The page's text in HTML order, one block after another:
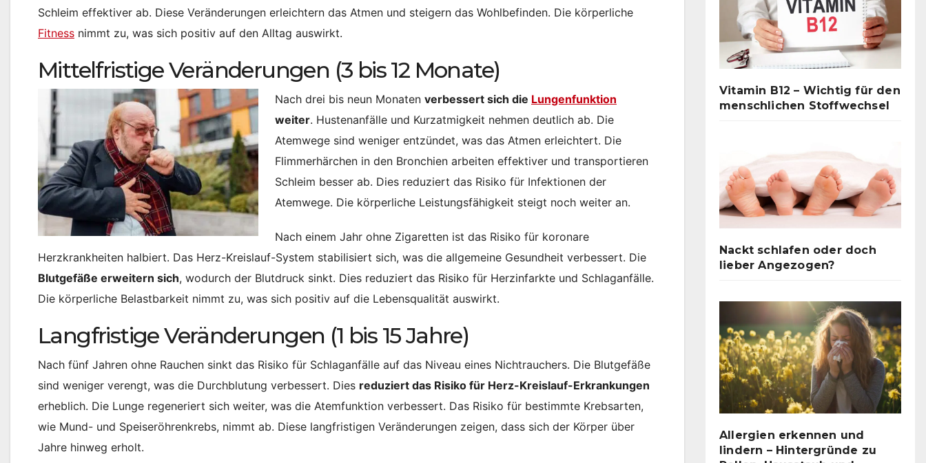
Schleim effektiver ab. Diese Veränderungen erleichtern das Atmen und steigern das Wohlbefinden. Die körperliche
Fitness nimmt zu, was sich positiv auf den Alltag auswirkt.
Mittelfristige Veränderungen (3 bis 12 Monate)
Nach drei bis neun Monaten verbessert sich die Lungenfunktion
weiter. Hustenanfälle und Kurzatmigkeit nehmen deutlich ab. Die
Atemwege sind weniger entzündet, was das Atmen erleichtert. Die
Flimmerhärchen in den Bronchien arbeiten effektiver und transportieren
Schleim besser ab. Dies reduziert das Risiko für Infektionen der
Atemwege. Die körperliche Leistungsfähigkeit steigt noch weiter an.
Nach einem Jahr ohne Zigaretten ist das Risiko für koronare
Herzkrankheiten halbiert. Das Herz-Kreislauf-System stabilisiert sich, was die allgemeine Gesundheit verbessert. Die
Blutgefäße erweitern sich, wodurch der Blutdruck sinkt. Dies reduziert das Risiko für Herzinfarkte und Schlaganfälle.
Die körperliche Belastbarkeit nimmt zu, was sich positiv auf die Lebensqualität auswirkt.
Langfristige Veränderungen (1 bis 15 Jahre)
Nach fünf Jahren ohne Rauchen sinkt das Risiko für Schlaganfälle auf das Niveau eines Nichtrauchers. Die Blutgefäße
sind weniger verengt, was die Durchblutung verbessert. Dies reduziert das Risiko für Herz-Kreislauf-Erkrankungen
erheblich. Die Lunge regeneriert sich weiter, was die Atemfunktion verbessert. Das Risiko für bestimmte Krebsarten,
wie Mund- und Speiseröhrenkrebs, nimmt ab. Diese langfristigen Veränderungen zeigen, dass sich der Körper über
Jahre hinweg erholt.
Vitamin B12 – Wichtig für den
menschlichen Stoffwechsel
Nackt schlafen oder doch
lieber Angezogen?
Allergien erkennen und
lindern – Hintergründe zu